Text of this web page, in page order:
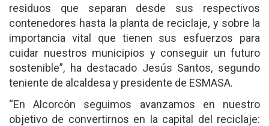
residuos que separan desde sus respectivos
contenedores hasta la planta de reciclaje, y sobre la
importancia vital que tienen sus esfuerzos para
cuidar nuestros municipios y conseguir un futuro
sostenible”, ha destacado Jesús Santos, segundo
teniente de alcaldesa y presidente de ESMASA.
“En Alcorcón seguimos avanzamos en nuestro
objetivo de convertirnos en la capital del reciclaje: